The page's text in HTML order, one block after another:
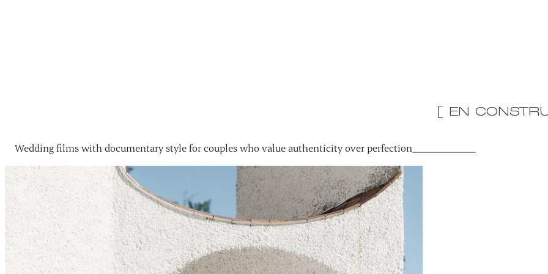
[ EN
Wedding films with documentary style for couples who value authenticity over perfection_____________